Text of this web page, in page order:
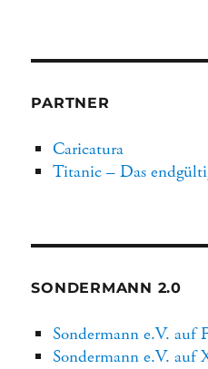
PARTNER
Caricatura
Titanic – Das
SONDERMANN 2.0
Sondermann e.V. auf
Sondermann e.V. auf